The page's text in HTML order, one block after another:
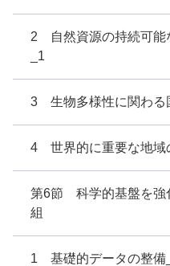
2 自然資源の持続可能
_1
3 生物多様性に関わる
4 世界的に重要な地域
第6節 科学的基盤を強
組
1 基礎的データの整備